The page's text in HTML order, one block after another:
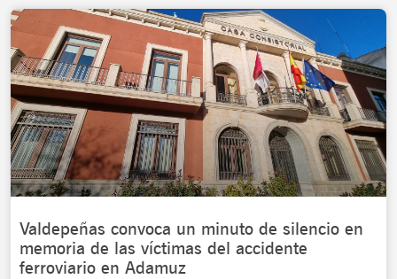
Valdepeñas convoca un minuto de silencio en
memoria de las víctimas del accidente
ferroviario en Adamuz